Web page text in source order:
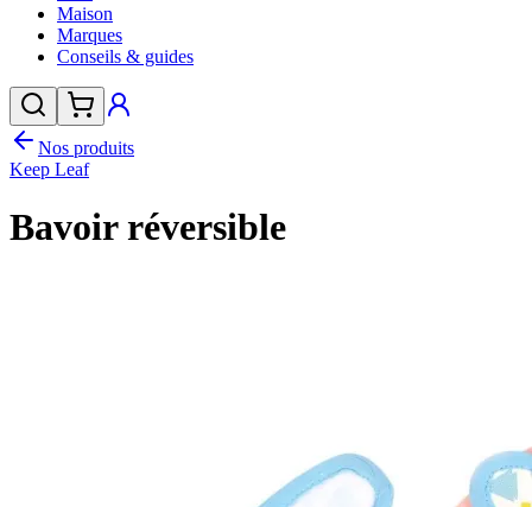
Maison
Marques
Conseils & guides
Nos produits
Keep Leaf
Bavoir réversible